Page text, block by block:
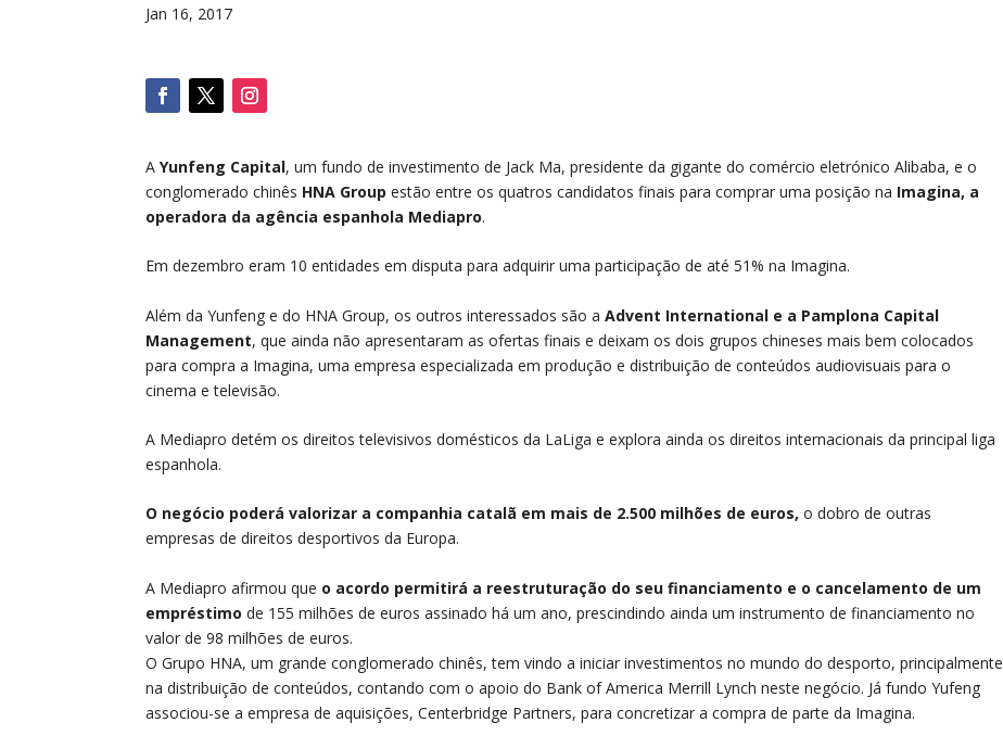
Jan 16, 2017
AYunfeng Capital, um fundo de investimento de Jack Ma, presidente da gigante do comércio eletrónico Alibaba, e o
conglomerado chinês HNA Group estão entre os quatros candidatos finais para comprar uma posição na Imagina, a
operadora da agência espanhola Mediapro.
Em dezembro eram 10 entidades em disputa para adquirir uma participação de até 51% na Imagina.
Além da Yunfeng e do HNA Group, os outros interessados são aAdvent International e a Pamplona Capital
Management, que ainda não apresentaram as ofertas finais e deixam os dois grupos chineses mais bem colocados
para compra a Imagina, uma empresa especializada em produção e distribuição de conteúdos audiovisuais para o
cinema e televisão.
A Mediapro detém os direitos televisivos domésticos da LaLiga e explora ainda os direitos internacionais da principal liga
espanhola.
O negócio poderá valorizar a companhia catalã em mais de 2.500 milhões de euros, o dobro de outras
empresas de direitos desportivos da Europa.
A Mediapro afirmou que o acordo permitirá a reestruturação do seu financiamento e o cancelamento de um
empréstimode 155 milhões de euros assinado há um ano, prescindindo ainda um instrumento de financiamento no
valor de 98 milhões de euros.
O Grupo HNA, um grande conglomerado chinês, tem vindo a iniciar investimentos no mundo do desporto, principalmente
na distribuição de conteúdos, contando com o apoio do Bank of America Merrill Lynch neste negócio. Já fundo Yufeng
associou-se a empresa de aquisições, Centerbridge Partners, para concretizar a compra de parte da Imagina.